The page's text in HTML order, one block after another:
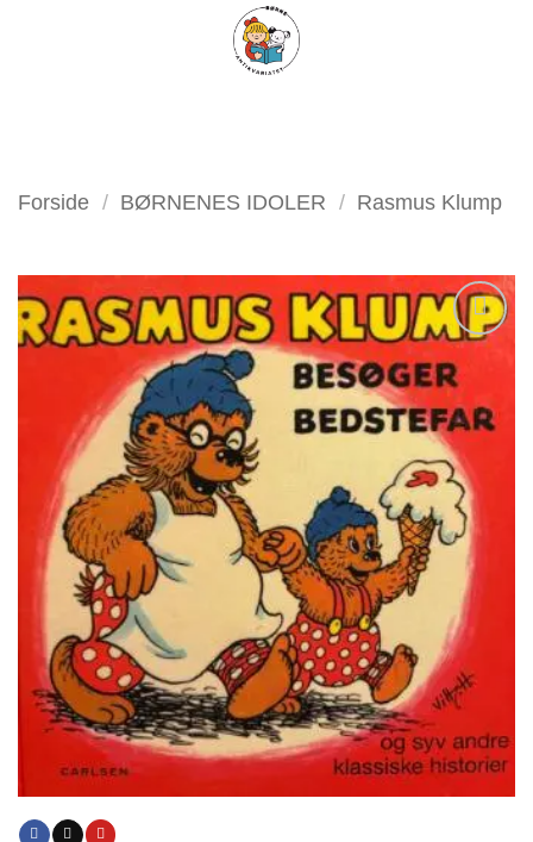
FILTER
Forside / BØRNENES IDOLER / Rasmus Klump
Tilføj
som
favorit